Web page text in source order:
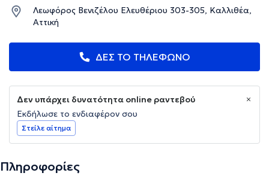
Λεωφόρος Βενιζέλου Ελευθέριου 303-305, Καλλιθέα,
Αττική
ΔΕΣ ΤΟ ΤΗΛΕΦΩΝΟ
Δεν υπάρχει δυνατότητα online ραντεβού
Εκδήλωσε το ενδιαφέρον σου
Στείλε αίτημα
Πληροφορίες